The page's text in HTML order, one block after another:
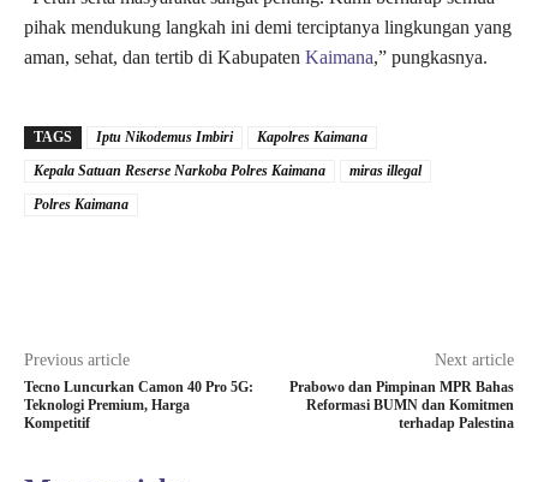
pihak mendukung langkah ini demi terciptanya lingkungan yang
aman, sehat, dan tertib di Kabupaten Kaimana,” pungkasnya.
TAGS Iptu Nikodemus Imbiri
Kapolres Kaimana
Kepala Satuan Reserse Narkoba Polres Kaimana
miras illegal
Polres Kaimana
Previous article
Tecno Luncurkan Camon 40 Pro 5G:
Teknologi Premium, Harga
Kompetitif
Next article
Prabowo dan Pimpinan MPR Bahas
Reformasi BUMN dan Komitmen
terhadap Palestina